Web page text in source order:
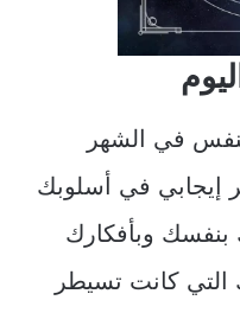
في الشهر
إيجابي في أسلوبك
بنفسك وبأفكارك
التي كانت تسيطر